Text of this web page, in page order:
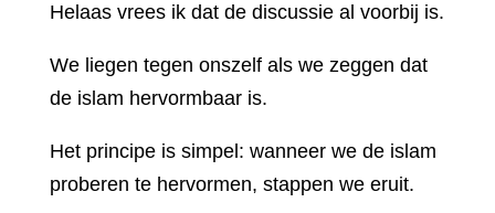
Helaas vrees ik dat de discussie al voorbij is.
We liegen tegen onszelf als we zeggen dat
de islam hervormbaar is.
Het principe is simpel: wanneer we de islam
proberen te hervormen, stappen we eruit.